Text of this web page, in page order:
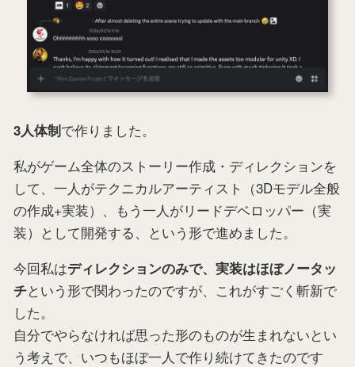
3人体制で作りました。
私がゲーム全体のストーリー作成・ディレクションを
して、一人がテクニカルアーティスト（3Dモデル全般
の作成+実装）、もう一人がリードデベロッパー（実
装）として開発する、という形で進めました。
今回私はディレクションのみで、実装はほぼノータッ
チという形で関わったのですが、これがすごく斬新で
した。
自分でやらなければ思った形のものが生まれないとい
う考えで、いつもほぼ一人で作り続けてきたのです